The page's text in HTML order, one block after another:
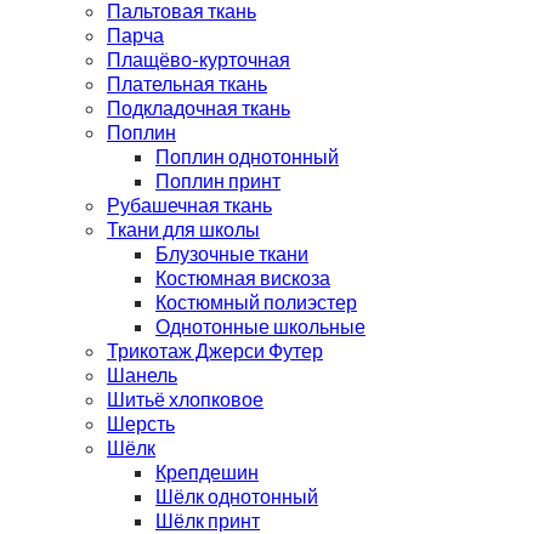
Пальтовая ткань
Парча
Плащёво-курточная
Плательная ткань
Подкладочная ткань
Поплин
Поплин однотонный
Поплин принт
Рубашечная ткань
Ткани для школы
Блузочные ткани
Костюмная вискоза
Костюмный полиэстер
Однотонные школьные
Трикотаж Джерси Футер
Шанель
Шитьё хлопковое
Шерсть
Шёлк
Крепдешин
Шёлк однотонный
Шёлк принт